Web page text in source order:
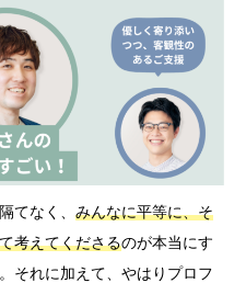
てなく、 みんなに平等に、そ
考えてくださるのが本当にす
それに加えて、やはりプロフ